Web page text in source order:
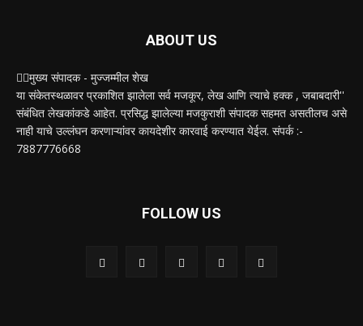
ABOUT US
✍🏻मुख्य संपादक - मुज्जम्मील शेख
या संकेतस्थळावर प्रकाशित झालेला सर्व मजकूर, लेख आणि त्याचे हक्क , जबाबदारी''
संबंधित लेखकांकडे आहेत. प्रसिद्ध झालेल्या मजकुराशी संपादक सहमत असतीलच असे
नाही याचे उल्लंघन करणाऱ्यांवर कायदेशीर कारवाई करण्यात येईल. संपर्क :-
7887776668
FOLLOW US